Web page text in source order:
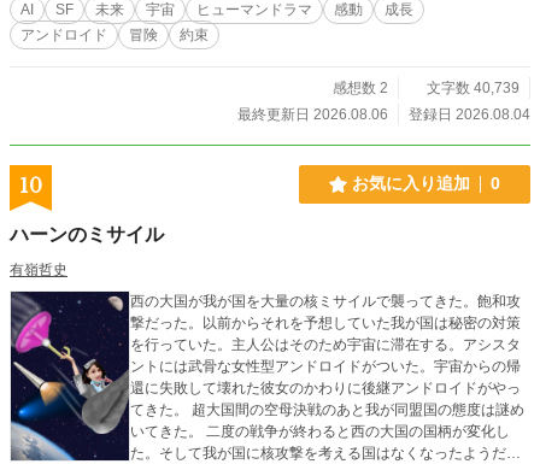
AI SF 未来 宇宙 ヒューマンドラマ 感動
成長
アンドロイド
冒険 約束
感想数 2
文字数 40,739
最終更新日 2026.08.06
登録日 2026.08.04
10 お気に入り追加 0
ハーンのミサイル
有嶺哲史
西の大国が我が国を大量の核ミサイルで襲ってきた。飽和攻
撃だった。以前からそれを予想していた我が国は秘密の対策
を行っていた。主人公はそのため宇宙に滞在する。アシスタ
ントには武骨な女性型アンドロイドがついた。宇宙からの帰
還に失敗して壊れた彼女のかわりに後継アンドロイドがやっ
てきた。 超大国間の空母決戦のあと我が同盟国の態度は謎め
いてきた。 二度の戦争が終わると西の大国の国柄が変化し
た。そして我が国に核攻撃を考える国はなくなったようだ。